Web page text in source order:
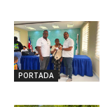
PORTADA